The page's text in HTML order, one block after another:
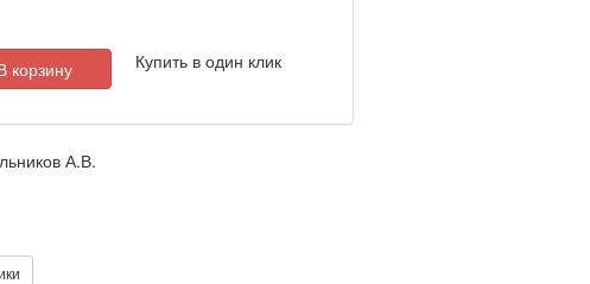
корзину Купить в один клик
А.В.